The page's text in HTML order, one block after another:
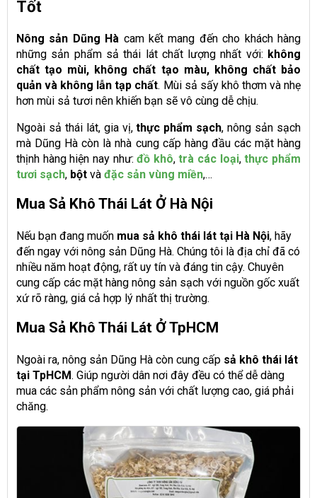
Tốt
Nông sản Dũng Hà cam kết mang đến cho khách hàng
những sản phẩm sả thái lát chất lượng nhất với: không
chất tạo mùi, không chất tạo màu, không chất bảo
quản và không lẫn tạp chất. Mùi sả sấy khô thơm và nhẹ
hơn mùi sả tươi nên khiến bạn sẽ vô cùng dễ chịu.
Ngoài sả thái lát, gia vị,thực phẩm sạch, nông sản sạch
mà Dũng Hà còn là nhà cung cấp hàng đầu các mặt hàng
thịnh hàng hiện nay như:đồ khô,trà các loại,thực phẩm
tươi sạch, bột và đặc sản vùng miền,…
Mua Sả Khô Thái Lát Ở Hà Nội
Nếu bạn đang muốn mua sả khô thái lát tại Hà Nội, hãy
đến ngay với nông sản Dũng Hà. Chúng tôi là địa chỉ đã có
nhiều năm hoạt động, rất uy tín và đáng tin cậy. Chuyên
cung cấp các mặt hàng nông sản sạch với nguồn gốc xuất
xứ rõ ràng, giá cả hợp lý nhất thị trường.
Mua Sả Khô Thái Lát Ở TpHCM
Ngoài ra, nông sản Dũng Hà còn cung cấp sả khô thái lát
tại TpHCM. Giúp người dân nơi đây đều có thể dễ dàng
mua các sản phẩm nông sản với chất lượng cao, giá phải
chăng.